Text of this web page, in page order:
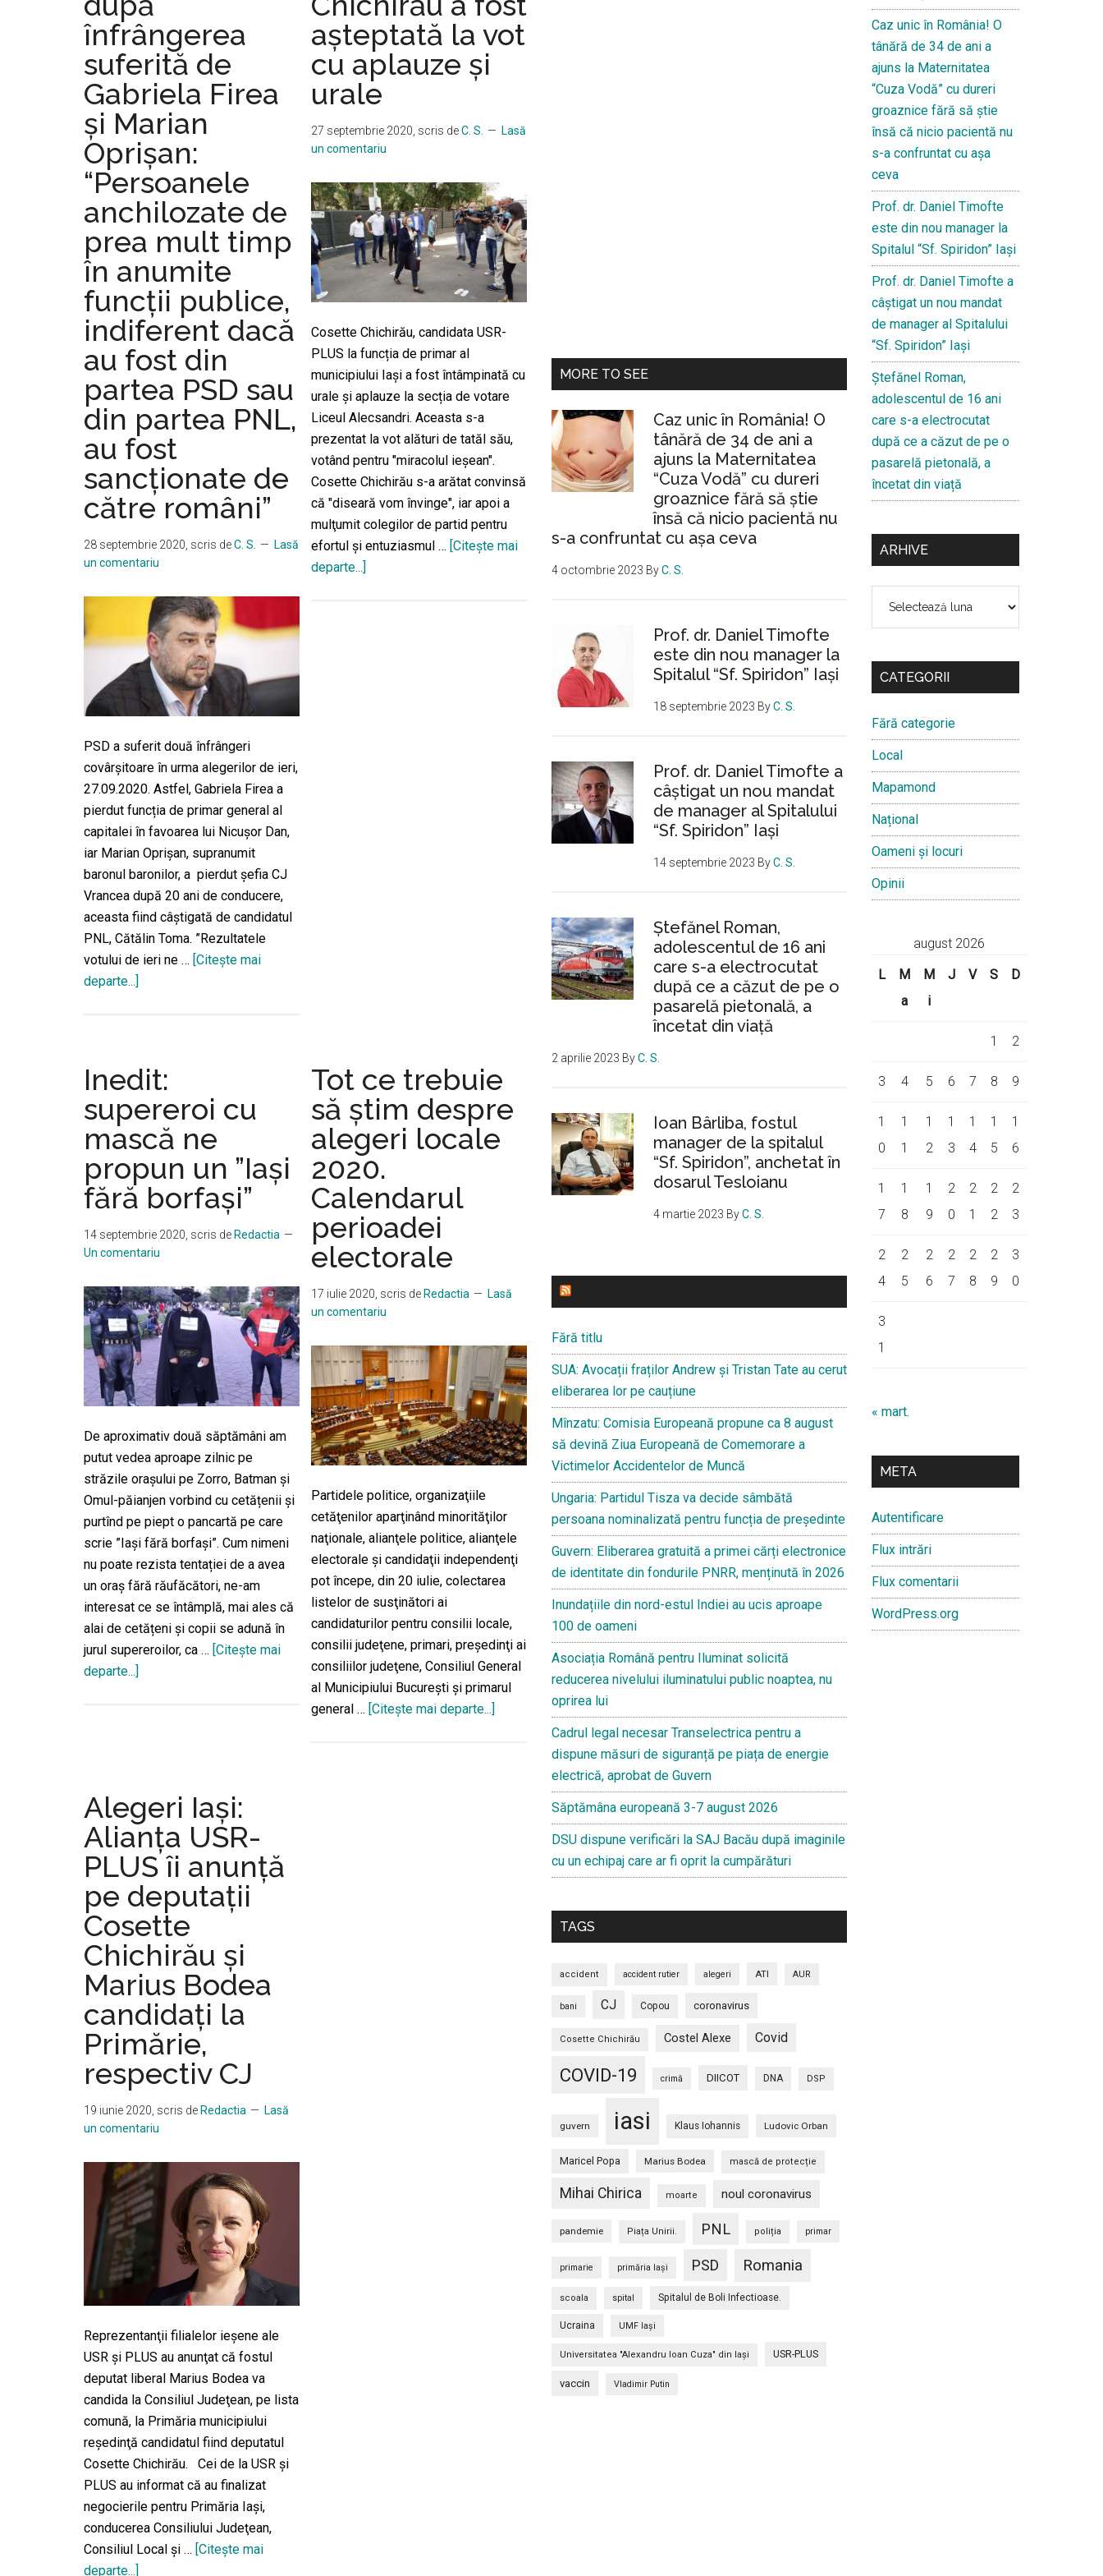
înfrângerea
suferită de
Gabriela Firea
și Marian
Oprișan:
“Persoanele
anchilozate de
prea mult timp
în anumite
funcţii publice,
indiferent dacă
au fost din
partea PSD sau
din partea PNL,
au fost
sancţionate de
către români”
28 septembrie 2020 , scris deC. S.
Lasă
un comentariu
PSD a suferit două înfrângeri
covârşitoare în urma alegerilor de ieri,
27.09.2020. Astfel, Gabriela Firea a
pierdut funcția de primar general al
capitalei în favoarea lui Nicușor Dan,
iar Marian Oprișan, supranumit
baronul baronilor, a pierdut șefia CJ
Vrancea după 20 ani de conducere,
aceasta fiind câștigată de candidatul
PNL, Cătălin Toma. ”Rezultatele
votului de ieri ne … [Citeşte mai
departe...]
suferită
de
Gabriela
Firea
și
Marian
Oprișan:
anchilozate
de
mult
timp
în
anumite
funcţii
publice,
indiferent
dacă
au
fost
din
partea
PSD
sau
din
partea
PNL,
așteptată la vot
cu aplauze și
urale
27 septembrie 2020 , scris deC. S.
Lasă
un comentariu
Cosette Chichirău, candidata USR-
PLUS la funcția de primar al
municipiului Iași a fost întâmpinată cu
urale și aplauze la secția de votare
Liceul Alecsandri. Aceasta s-a
prezentat la vot alături de tatăl său,
votând pentru "miracolul ieșean".
Cosette Chichirău s-a arătat convinsă
că "diseară vom învinge", iar apoi a
mulţumit colegilor de partid pentru
efortul şi entuziasmul … [Citeşte mai
departe...]
Inedit:
supereroi cu
mască ne
propun un ”Iași
fără borfași”
14 septembrie 2020 , scris de Redactia
Un comentariu
De aproximativ două săptămâni am
putut vedea aproape zilnic pe
străzile orașului pe Zorro, Batman și
Omul-păianjen vorbind cu cetățenii și
purtînd pe piept o pancartă pe care
scrie ”Iași fără borfași”. Cum nimeni
nu poate rezista tentației de a avea
un oraș fără răufăcători, ne-am
interesat ce se întâmplă, mai ales că
alai de cetățeni și copii se adună în
jurul supereroilor, ca … [Citeşte mai
departe...]
un
”Iași
fără
borfași”
Tot ce trebuie
să știm despre
alegeri locale
2020.
Calendarul
perioadei
electorale
17 iulie 2020 , scris de Redactia
Lasă
un comentariu
Partidele politice, organizaţiile
cetăţenilor aparţinând minorităţilor
naţionale, alianţele politice, alianţele
electorale şi candidaţii independenţi
pot începe, din 20 iulie, colectarea
listelor de susţinători ai
candidaturilor pentru consilii locale,
consilii judeţene, primari, preşedinţi ai
consiliilor judeţene, Consiliul General
al Municipiului Bucureşti şi primarul
general … [Citeşte mai departe...]
despreTot
electorale
Alegeri Iași:
Alianţa USR-
PLUS îi anunţă
pe deputaţii
Cosette
Chichirău şi
Marius Bodea
candidaţi la
Primărie,
respectiv CJ
19 iunie 2020 , scris de Redactia
Lasă
un comentariu
Reprezentanţii filialelor ieşene ale
USR şi PLUS au anunţat că fostul
deputat liberal Marius Bodea va
candida la Consiliul Judeţean, pe lista
comună, la Primăria municipiului
reşedinţă candidatul fiind deputatul
Cosette Chichirău. Cei de la USR şi
PLUS au informat că au finalizat
negocierile pentru Primăria Iaşi,
conducerea Consiliului Judeţean,
Consiliul Local şi … [Citeşte mai
departe...]
MORE TO SEE
Caz unic în România! O
tânără de 34 de ani a
ajuns la Maternitatea
“Cuza Vodă” cu dureri
groaznice fără să ştie
însă că nicio pacientă nu
s-a confruntat cu așa ceva
4 octombrie 2023 ByC. S.
Prof. dr. Daniel Timofte
este din nou manager la
Spitalul “Sf. Spiridon” Iaşi
18 septembrie 2023 ByC. S.
Prof. dr. Daniel Timofte a
câștigat un nou mandat
de manager al Spitalului
“Sf. Spiridon” Iași
14 septembrie 2023 ByC. S.
Ştefănel Roman,
adolescentul de 16 ani
care s-a electrocutat
după ce a căzut de pe o
pasarelă pietonală, a
încetat din viață
2 aprilie 2023 ByC. S.
Ioan Bârliba, fostul
manager de la spitalul
“Sf. Spiridon”, anchetat în
dosarul Tesloianu
4 martie 2023 ByC. S.
Fără titlu
SUA: Avocații fraților Andrew și Tristan Tate au cerut
eliberarea lor pe cauțiune
Mînzatu: Comisia Europeană propune ca 8 august
să devină Ziua Europeană de Comemorare a
Victimelor Accidentelor de Muncă
Ungaria: Partidul Tisza va decide sâmbătă
persoana nominalizată pentru funcția de președinte
Guvern: Eliberarea gratuită a primei cărți electronice
de identitate din fondurile PNRR, menținută în 2026
Inundațiile din nord-estul Indiei au ucis aproape
100 de oameni
Asociația Română pentru Iluminat solicită
reducerea nivelului iluminatului public noaptea, nu
oprirea lui
Cadrul legal necesar Transelectrica pentru a
dispune măsuri de siguranță pe piața de energie
electrică, aprobat de Guvern
Săptămâna europeană 3-7 august 2026
DSU dispune verificări la SAJ Bacău după imaginile
cu un echipaj care ar fi oprit la cumpărături
TAGS
accident accident rutier alegeri ATI AUR
bani CJ Copou coronavirus
Cosette Chichirău Costel Alexe Covid
COVID-19 crimă DIICOT DNA DSP
guvern iasi Klaus Iohannis Ludovic Orban
Maricel Popa Marius Bodea mască de protecție
Mihai Chirica moarte noul coronavirus
pandemie Piața Unirii. PNL poliția primar
primarie primăria Iași PSD Romania
scoala spital Spitalul de Boli Infectioase.
Ucraina UMF Iași
Universitatea "Alexandru Ioan Cuza" din Iaşi USR-PLUS
vaccin Vladimir Putin
Caz unic în România! O
tânără de 34 de ani a
ajuns la Maternitatea
“Cuza Vodă” cu dureri
groaznice fără să ştie
însă că nicio pacientă nu
s-a confruntat cu așa
ceva
Prof. dr. Daniel Timofte
este din nou manager la
Spitalul “Sf. Spiridon” Iaşi
Prof. dr. Daniel Timofte a
câștigat un nou mandat
de manager al Spitalului
“Sf. Spiridon” Iași
Ştefănel Roman,
adolescentul de 16 ani
care s-a electrocutat
după ce a căzut de pe o
pasarelă pietonală, a
încetat din viață
ARHIVE
CATEGORII
Fără categorie
Local
Mapamond
Național
Oameni și locuri
Opinii
august 2026
L
M
a
M
i
J V S D
1 2
3 4 5 6 7 8 9
1
0
1
1
1
2
1
3
1
4
1
5
1
6
1
7
1
8
1
9
2
0
2
1
2
2
2
3
2
4
2
5
2
6
2
7
2
8
2
9
3
0
3
1
« mart.
META
Autentificare
Flux intrări
Flux comentarii
WordPress.org